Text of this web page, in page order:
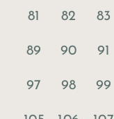
81 82 83
89 90 91
97 98 99